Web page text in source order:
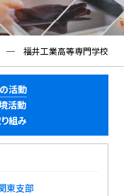
─ 福井工業高等専門学校
活動
活動
組み
東支部